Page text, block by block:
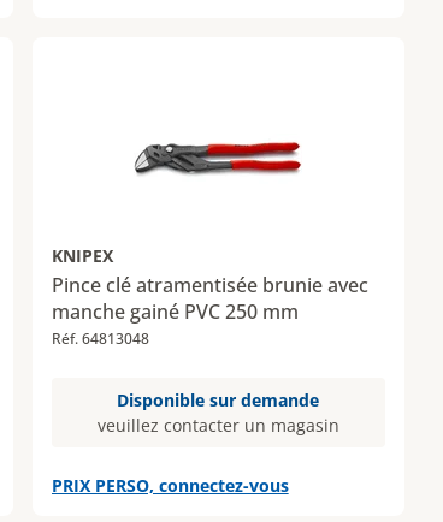
KNIPEX
Pince clé atramentisée brunie avec
manche gainé PVC 250 mm
Réf. 64813048
Disponible sur demande
veuillez contacter un magasin
PRIX PERSO, connectez-vous